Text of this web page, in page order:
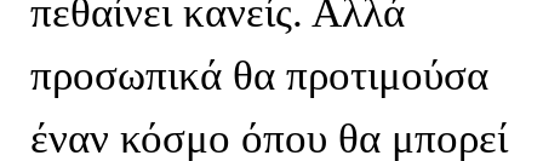
πεθαίνει κανείς. Αλλά
προσωπικά θα προτιμούσα
έναν κόσμο όπου θα μπορεί